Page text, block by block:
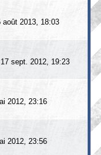
août 2013, 18:03
17 sept. 2012, 19:23
2012, 23:16
2012, 23:56